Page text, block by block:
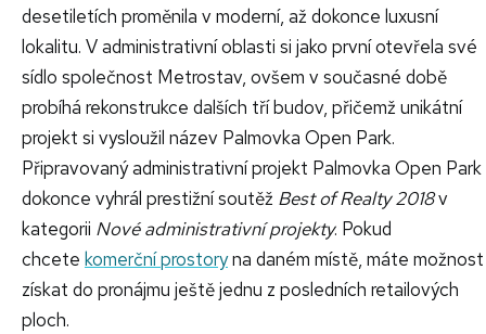
desetiletích proměnila v moderní, až dokonce luxusní
lokalitu. V administrativní oblasti si jako první otevřela své
sídlo společnost Metrostav, ovšem v současné době
probíhá rekonstrukce dalších tří budov, přičemž unikátní
projekt si vysloužil název Palmovka Open Park.
Připravovaný administrativní projekt Palmovka Open Park
dokonce vyhrál prestižní soutěž Best of Realty 2018v
kategorii Nové administrativní projekty. Pokud
chcete komerční prostoryna daném místě, máte možnost
získat do pronájmu ještě jednu z posledních retailových
ploch.